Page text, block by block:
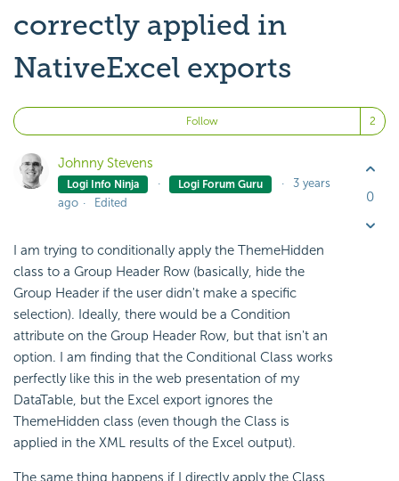
correctly applied in
NativeExcel exports
Follow
Johnny Stevens
Logi Info Ninja Logi Forum Guru
3 years
ago
Edited
I am trying to conditionally apply the ThemeHidden
class to a Group Header Row (basically, hide the
Group Header if the user didn't make a specific
selection). Ideally, there would be a Condition
attribute on the Group Header Row, but that isn't an
option. I am finding that the Conditional Class works
perfectly like this in the web presentation of my
DataTable, but the Excel export ignores the
ThemeHidden class (even though the Class is
applied in the XML results of the Excel output).
The same thing happens if I directly apply the Class
0